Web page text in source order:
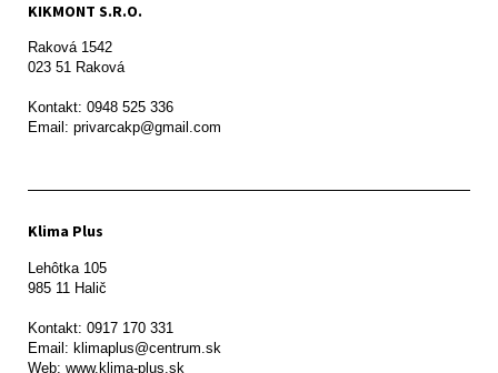
KIKMONT S.R.O.
Raková 1542
023 51 Raková
Kontakt: 0948 525 336
Email: privarcakp@gmail.com
Klima Plus
Lehôtka 105
985 11 Halič
Kontakt: 0917 170 331
Email: klimaplus@centrum.sk